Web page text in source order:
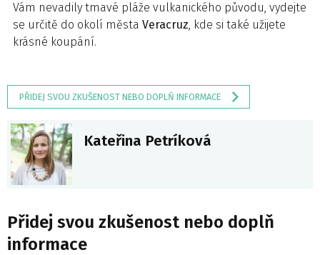
Vám nevadily tmavé pláže vulkanického původu, vydejte
se určitě do okolí města Veracruz, kde si také užijete
krásné koupání.
PŘIDEJ SVOU ZKUŠENOST NEBO DOPLŇ INFORMACE
Kateřina Petríková
Přidej svou zkušenost nebo doplň
informace